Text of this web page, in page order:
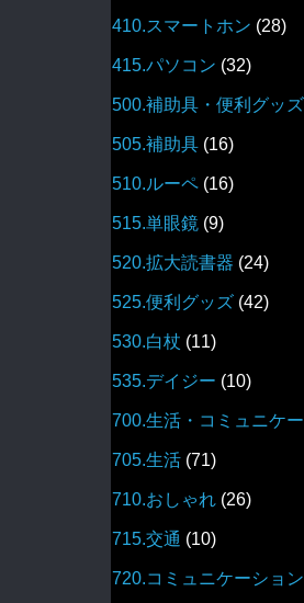
410.スマートホン (28)
415.パソコン (32)
500.補助具・便利グッズ
505.補助具 (16)
510.ルーペ (16)
515.単眼鏡 (9)
520.拡大読書器 (24)
525.便利グッズ (42)
530.白杖 (11)
535.デイジー (10)
700.生活・コミュニケ
705.生活 (71)
710.おしゃれ (26)
715.交通 (10)
720.コミュニケーション